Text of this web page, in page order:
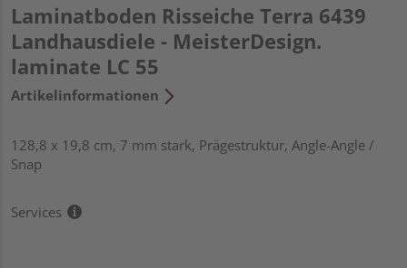
Laminatboden Risseiche Terra 6439
Landhausdiele - MeisterDesign.
laminate LC 55
Artikelinformationen
128,8 x 19,8 cm, 7 mm stark, Prägestruktur, Angle-Angle /
Snap
Services